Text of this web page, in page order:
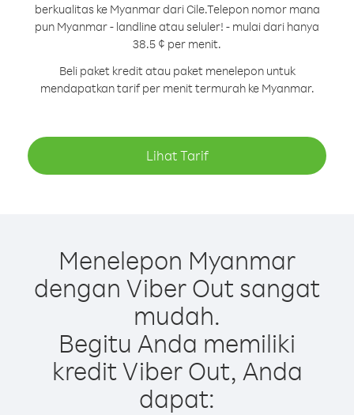
berkualitas ke Myanmar dari Cile.Telepon nomor mana
pun Myanmar - landline atau seluler! - mulai dari hanya
38.5 ¢ per menit.
Beli paket kredit atau paket menelepon untuk
mendapatkan tarif per menit termurah ke Myanmar.
Lihat Tarif
Menelepon Myanmar
dengan Viber Out sangat
mudah.
Begitu Anda memiliki
kredit Viber Out, Anda
dapat: